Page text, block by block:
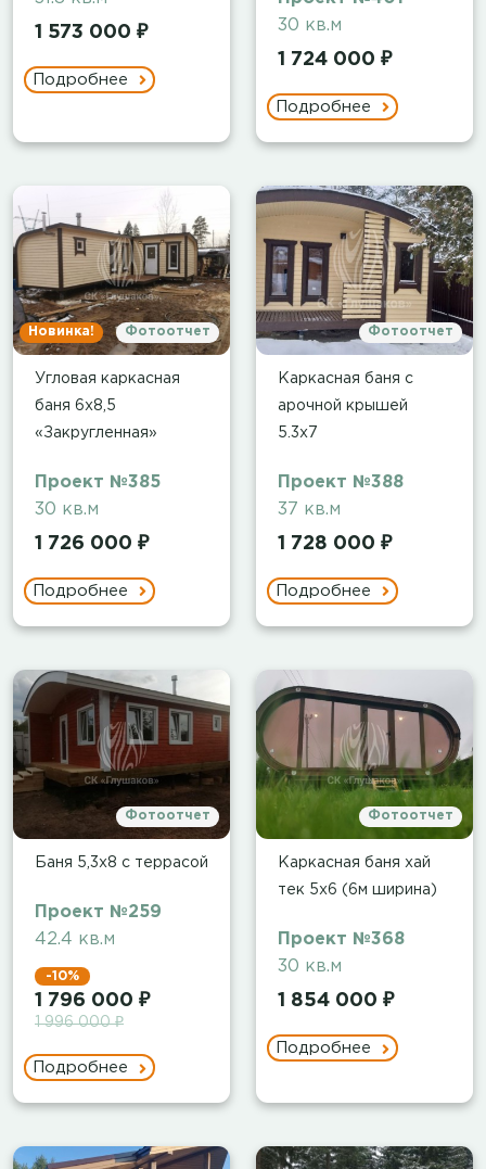
1 573 000 ₽
Подробнее
30 кв.м
1 724 000 ₽
Подробнее
Новинка! Фотоотчет
Угловая каркасная
баня 6х8,5
«Закругленная»
Проект №385
30 кв.м
1 726 000 ₽
Подробнее
Фотоотчет
Каркасная баня с
арочной крышей
5.3х7
Проект №388
37 кв.м
1 728 000 ₽
Подробнее
Фотоотчет
Баня 5,3х8 с террасой
Проект №259
42.4 кв.м
-10%
1 796 000 ₽
1 996 000 ₽
Подробнее
Фотоотчет
Каркасная баня хай
тек 5х6 (6м ширина)
Проект №368
30 кв.м
1 854 000 ₽
Подробнее